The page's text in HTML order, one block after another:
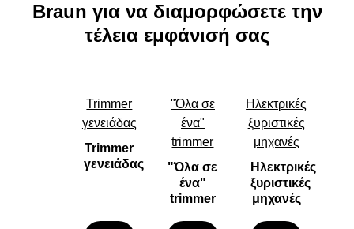
Braun για να διαμορφώσετε την
τέλεια εμφάνισή σας
Trimmer
γενειάδας
Trimmer
γενειάδας
"Όλα σε
ένα"
trimmer
"Όλα σε
ένα"
trimmer
Ηλεκτρικές
ξυριστικές
μηχανές
Ηλεκτρικές
ξυριστικές
μηχανές